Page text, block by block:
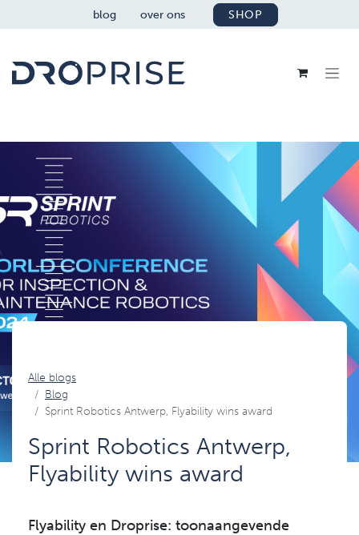
OVERSLAAN NAAR INHOUD
blog over ons SHOP
Alle blogs
Blog
Sprint Robotics Antwerp, Flyability wins award
Sprint Robotics Antwerp,
Flyability wins award
Flyability en Droprise: toonaangevende